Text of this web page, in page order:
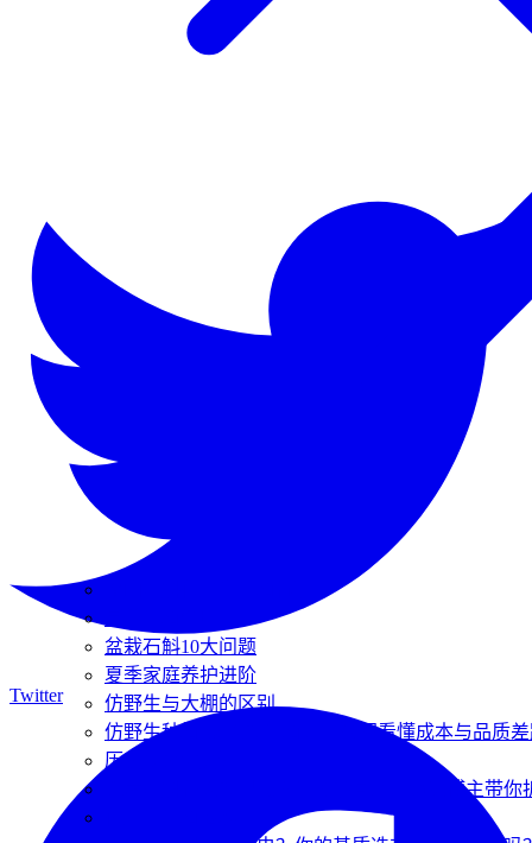
盆栽石斛10大问题
夏季家庭养护进阶
仿野生与大棚的区别
仿野生种植 vs 大棚种植：一张图看懂成本与品质
历史与文化溯源
兜唇石斛在大棚里怎么种才能高产？资深博主带
Twitter